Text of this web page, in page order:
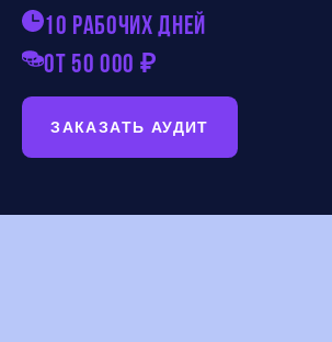
10 рабочих дней
от 50 000 ₽
ЗАКАЗАТЬ АУДИТ